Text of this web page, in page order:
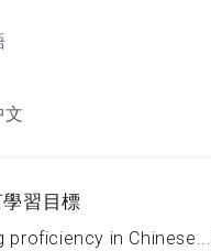
文
習目標
proficiency in Chinese...